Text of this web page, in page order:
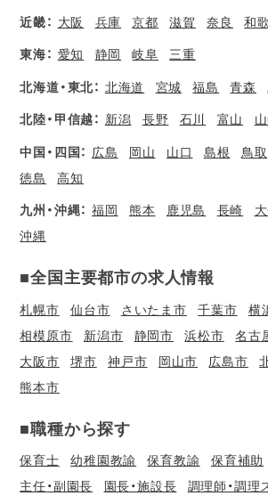
近畿： 大阪 兵庫 京都 滋賀 奈良 和
東海： 愛知 静岡 岐阜 三重
北海道・東北： 北海道 宮城 福島 青森
北陸・甲信越： 新潟 長野 石川 富山
中国・四国： 広島 岡山 山口 島根 鳥取
徳島
高知
九州・沖縄： 福岡 熊本 鹿児島 長崎
沖縄
■全国主要都市の求人情報
札幌市 仙台市 さいたま市 千葉市 横
相模原市
新潟市 静岡市 浜松市 名古
大阪市
堺市 神戸市 岡山市 広島市
熊本市
■職種から探す
保育士 幼稚園教諭 保育教諭 保育補助
主任・副園長
園長・施設長
調理師・調理